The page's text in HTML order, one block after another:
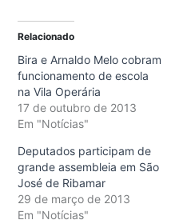
Relacionado
Bira e Arnaldo Melo cobram
funcionamento de escola
na Vila Operária
17 de outubro de 2013
Em "Notícias"
Deputados participam de
grande assembleia em São
José de Ribamar
29 de março de 2013
Em "Notícias"